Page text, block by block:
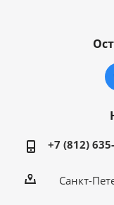
+7 (812)
Санкт-